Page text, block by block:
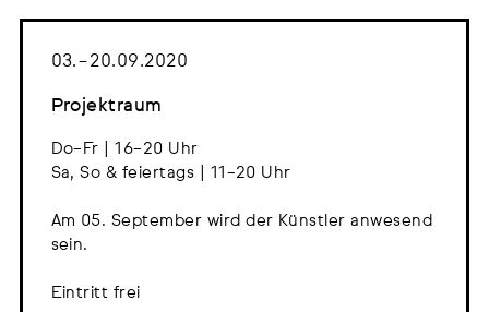
03. – 20.09.2020
Projektraum
Do–Fr | 16–20 Uhr
Sa, So & feiertags | 11–20 Uhr
Am 05. September wird der Künstler anwesend
sein.
Eintritt frei